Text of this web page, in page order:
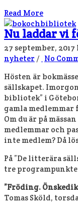
Read More
Nu laddar vi
27 september, 2017
nyheter / No
Hösten är
sällskapet.
bibliotek” i
gamla
Om du är på
medlemmar och
inte medlem? Då
På ”De litterära
tre
”Fröding.
Tomas Sköld,